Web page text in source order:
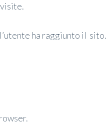
ha raggiunto il sito.